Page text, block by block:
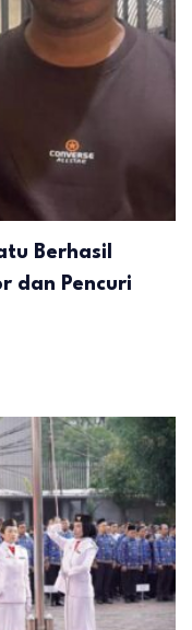
Berhasil
dan Pencuri